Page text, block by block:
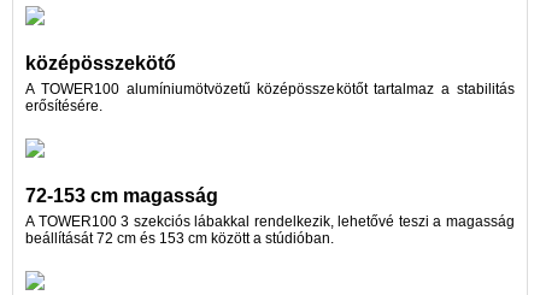
középösszekötő
A TOWER100 alumíniumötvözetű középösszekötőt tartalmaz a stabilitás
erősítésére.
72-153 cm magasság
A TOWER100 3 szekciós lábakkal rendelkezik, lehetővé teszi a magasság
beállítását 72 cm és 153 cm között a stúdióban.